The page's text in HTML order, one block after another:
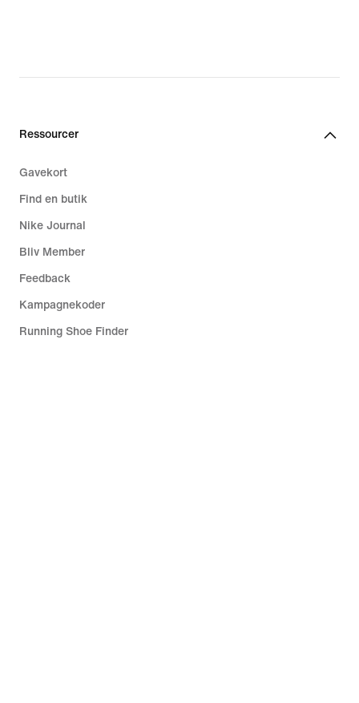
Ressourcer
Gavekort
Find en butik
Nike Journal
Bliv Member
Feedback
Kampagnekoder
Running Shoe Finder